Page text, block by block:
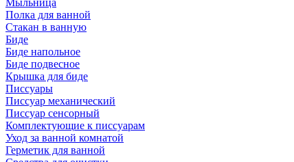
Мыльница
Полка для ванной
Стакан в ванную
Биде
Биде напольное
Биде подвесное
Крышка для биде
Писсуары
Писсуар механический
Писсуар сенсорный
Комплектующие к писсуарам
Уход за ванной комнатой
Герметик для ванной